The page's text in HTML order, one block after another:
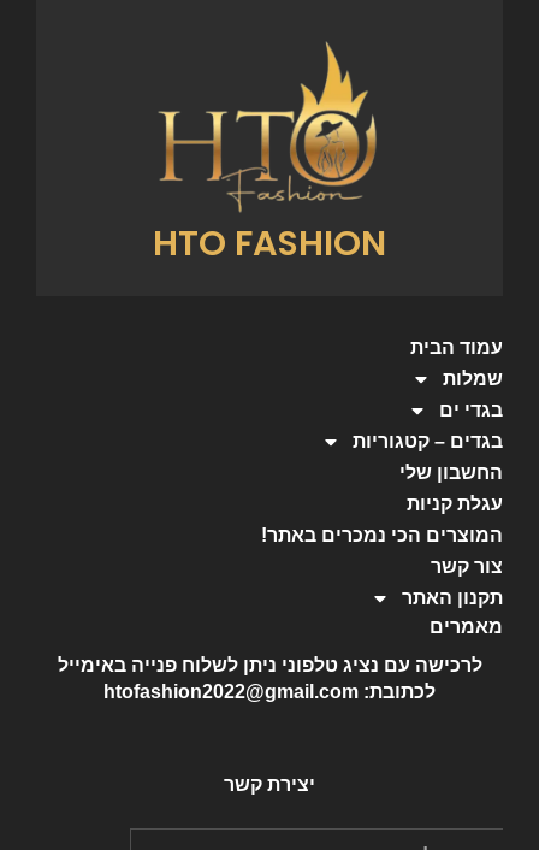
HTO FASHION
עמוד הבית
שמלות
בגדי ים
בגדים – קטגוריות
החשבון שלי
עגלת קניות
המוצרים הכי נמכרים באתר!
צור קשר
תקנון האתר
מאמרים
לרכישה עם נציג טלפוני ניתן לשלוח פנייה באימייל
לכתובת: htofashion2022@gmail.com
יצירת קשר